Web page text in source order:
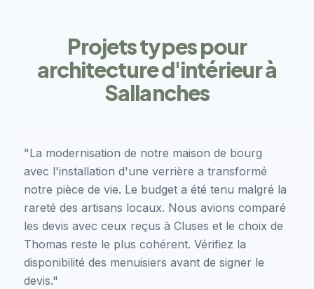
Projets types pour
architecture d'intérieur à
Sallanches
"La modernisation de notre maison de bourg
avec l'installation d'une verrière a transformé
notre pièce de vie. Le budget a été tenu malgré la
rareté des artisans locaux. Nous avions comparé
les devis avec ceux reçus à Cluses et le choix de
Thomas reste le plus cohérent. Vérifiez la
disponibilité des menuisiers avant de signer le
devis."